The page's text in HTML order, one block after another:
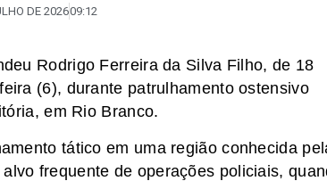
DE 202609:12
Rodrigo Ferreira da Silva Filho, de 18
(6), durante patrulhamento ostensivo
em Rio Branco.
tático em uma região conhecida
frequente de operações policiais,